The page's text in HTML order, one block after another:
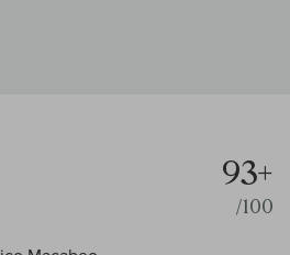
93+
/100